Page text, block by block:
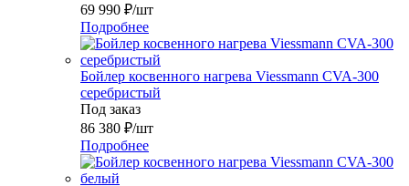
69 990 ₽/шт
Подробнее
Бойлер косвенного нагрева Viessmann CVA-300
серебристый
Под заказ
86 380 ₽/шт
Подробнее